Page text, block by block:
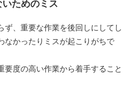
ためのミス
ず、重要な作業を後回しにしてし
なかったりミスが起こりがちで
要度の高い作業から着手すること